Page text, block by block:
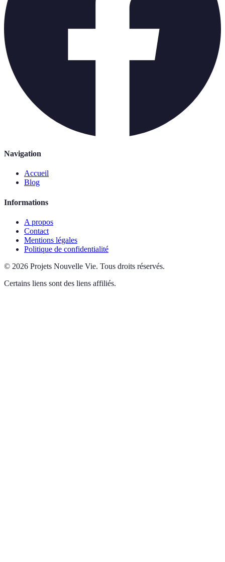
Navigation
Accueil
Blog
Informations
A propos
Contact
Mentions légales
Politique de confidentialité
© 2026 Projets Nouvelle Vie. Tous droits réservés.
Certains liens sont des liens affiliés.